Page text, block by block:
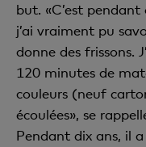
but. «C’est
j’ai vraiment pu
donne des frissons.
120 minutes de
couleurs (neuf
écoulées», se
Pendant dix ans, il